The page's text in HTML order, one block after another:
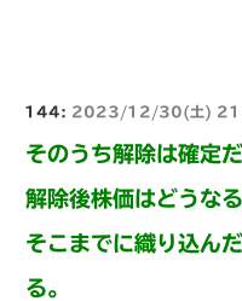
144: 2023/12/30(土)
そのうち解除は確定だ
解除後株価はどうなる
そこまでに織り込ん
る。